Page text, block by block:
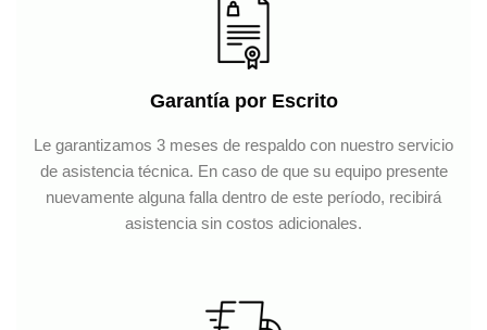
Garantía por Escrito
Le garantizamos 3 meses de respaldo con nuestro servicio
de asistencia técnica. En caso de que su equipo presente
nuevamente alguna falla dentro de este período, recibirá
asistencia sin costos adicionales.